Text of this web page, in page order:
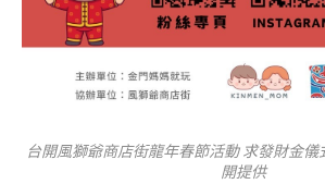
台開風獅爺商店街龍年春節活動 求發財金
開提供